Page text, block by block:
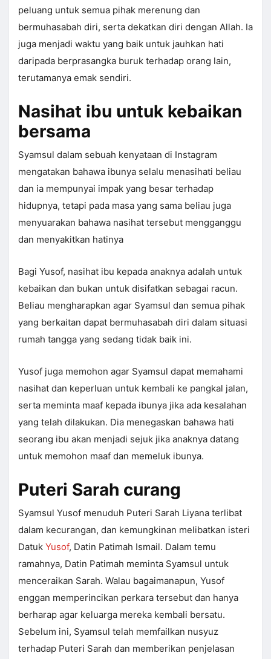
peluang untuk semua pihak merenung dan
bermuhasabah diri, serta dekatkan diri dengan Allah. Ia
juga menjadi waktu yang baik untuk jauhkan hati
daripada berprasangka buruk terhadap orang lain,
terutamanya emak sendiri.
Nasihat ibu untuk kebaikan
bersama
Syamsul dalam sebuah kenyataan di Instagram
mengatakan bahawa ibunya selalu menasihati beliau
dan ia mempunyai impak yang besar terhadap
hidupnya, tetapi pada masa yang sama beliau juga
menyuarakan bahawa nasihat tersebut mengganggu
dan menyakitkan hatinya
Bagi Yusof, nasihat ibu kepada anaknya adalah untuk
kebaikan dan bukan untuk disifatkan sebagai racun.
Beliau mengharapkan agar Syamsul dan semua pihak
yang berkaitan dapat bermuhasabah diri dalam situasi
rumah tangga yang sedang tidak baik ini.
Yusof juga memohon agar Syamsul dapat memahami
nasihat dan keperluan untuk kembali ke pangkal jalan,
serta meminta maaf kepada ibunya jika ada kesalahan
yang telah dilakukan. Dia menegaskan bahawa hati
seorang ibu akan menjadi sejuk jika anaknya datang
untuk memohon maaf dan memeluk ibunya.
Puteri Sarah curang
Syamsul Yusof menuduh Puteri Sarah Liyana terlibat
dalam kecurangan, dan kemungkinan melibatkan isteri
Datuk Yusof, Datin Patimah Ismail. Dalam temu
ramahnya, Datin Patimah meminta Syamsul untuk
menceraikan Sarah. Walau bagaimanapun, Yusof
enggan memperincikan perkara tersebut dan hanya
berharap agar keluarga mereka kembali bersatu.
Sebelum ini, Syamsul telah memfailkan nusyuz
terhadap Puteri Sarah dan memberikan penjelasan